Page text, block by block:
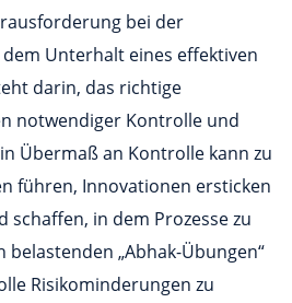
bei der
Unterhalt eines effektiven
darin, das richtige
notwendiger Kontrolle und
Übermaß an Kontrolle kann zu
führen, Innovationen ersticken
schaffen, in dem Prozesse zu
„Abhak-Übungen“
Risikominderungen zu